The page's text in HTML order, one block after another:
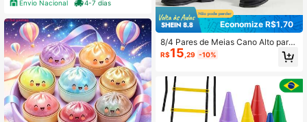
Envio Nacional 4-7 dias
Economize R$1,70
8/4 Pares de Meias Cano Alto para
Crianças, Meias de Cor Sólida até a
Panturrilha, Confortáveis e Macias
as as Estações.
R$15 ,29 -10%